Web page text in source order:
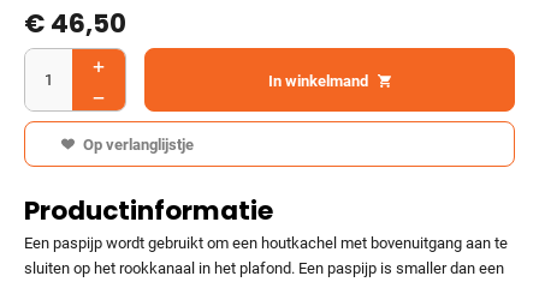
€46,50
In winkelmand
Op verlanglijstje
Productinformatie
Een paspijp wordt gebruikt om een houtkachel met bovenuitgang aan te
sluiten op het rookkanaal in het plafond. Een paspijp is smaller dan een